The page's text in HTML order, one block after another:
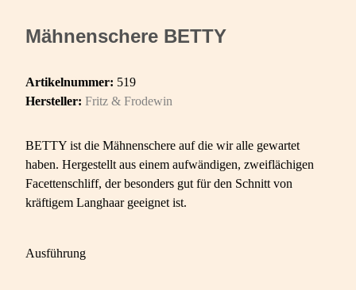
Mähnenschere BETTY
Artikelnummer: 519
Hersteller: Fritz & Frodewin
BETTY ist die Mähnenschere auf die wir alle gewartet
haben. Hergestellt aus einem aufwändigen, zweiflächigen
Facettenschliff, der besonders gut für den Schnitt von
kräftigem Langhaar geeignet ist.
Ausführung